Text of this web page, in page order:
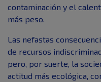
contaminación y el
más peso.
Las nefastas
de recursos
pero, por suerte, la
actitud más ecológica,